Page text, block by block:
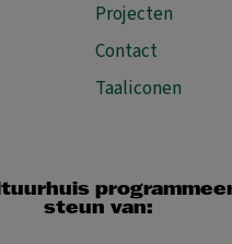
Projecten
Contact
Taaliconen
steun van: